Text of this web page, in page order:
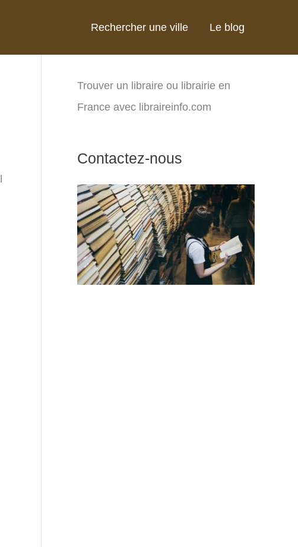
Rechercher une ville Le blog
Trouver un libraire ou librairie en
France avec libraireinfo.com
Contactez-nous